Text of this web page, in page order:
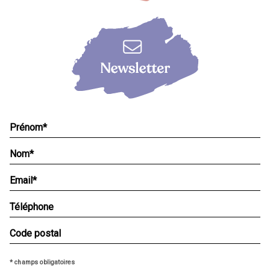
* champs obligatoires